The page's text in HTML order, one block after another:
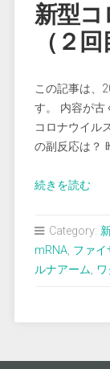
新型
（２
この記事は、
す。 内容が古
コロナウイル
の副反応は？
続きを読む“新
チ
接
Category:
mRNA, ファイ
ルナアーム,